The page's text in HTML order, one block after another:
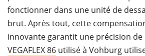
fonctionner dans une unité de
brut. Après tout, cette
innovante garantit une précision de
VEGAFLEX 86 utilisé à Vohburg